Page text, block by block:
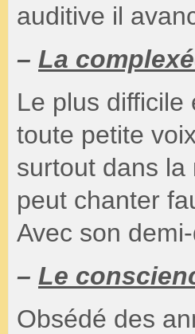
auditive il
– La
Le plus
toute petite
surtout dans
peut chanter
Avec son
– Le
Obsédé des